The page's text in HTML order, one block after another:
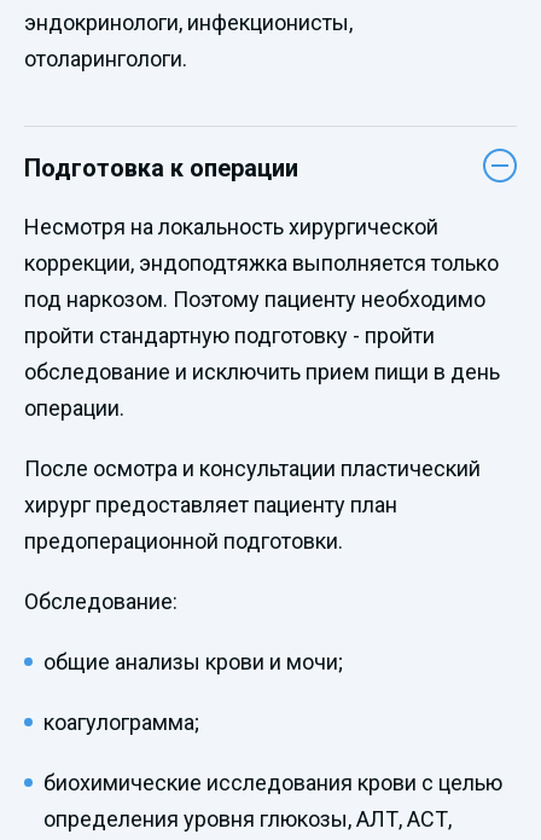
эндокринологи, инфекционисты,
отоларингологи.
Подготовка к операции
Несмотря на локальность хирургической
коррекции, эндоподтяжка выполняется только
под наркозом. Поэтому пациенту необходимо
пройти стандартную подготовку - пройти
обследование и исключить прием пищи в день
операции.
После осмотра и консультации пластический
хирург предоставляет пациенту план
предоперационной подготовки.
Обследование:
общие анализы крови и мочи;
коагулограмма;
биохимические исследования крови с целью
определения уровня глюкозы, АЛТ, АСТ,